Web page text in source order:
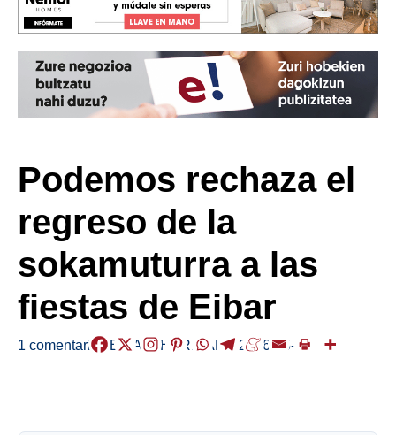
Podemos rechaza el
regreso de la
sokamuturra a las
fiestas de Eibar
1 comentario /EIBAR,HERRIAK,/ 2026-05-29